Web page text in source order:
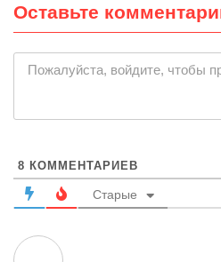
Оставьте
Пожалуйста, войдите, чтобы
8 КОММЕНТАРИЕВ
Старые